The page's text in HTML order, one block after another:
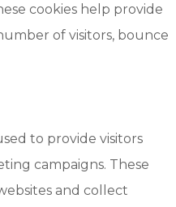
cookies help provide
of visitors, bounce
to provide visitors
campaigns. These
and collect